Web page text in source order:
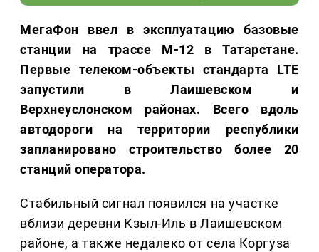
МегаФон ввел в эксплуатацию базовые
станции на трассе М‑12 в Татарстане.
Первые телеком-объекты стандарта LTE
запустили в Лаишевском и
Верхнеуслонском районах. Всего вдоль
автодороги на территории республики
запланировано строительство более 20
станций оператора.
Стабильный сигнал появился на участке
вблизи деревни Кзыл-Иль в Лаишевском
районе, а также недалеко от села Коргуза